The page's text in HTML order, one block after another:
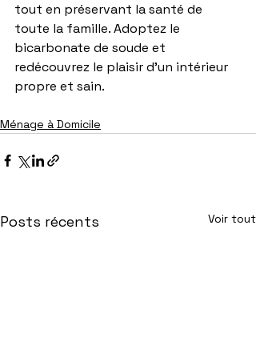
tout en préservant la santé de
toute la famille. Adoptez le
bicarbonate de soude et
redécouvrez le plaisir d’un intérieur
propre et sain.
Ménage à Domicile
Posts récents Voir tout